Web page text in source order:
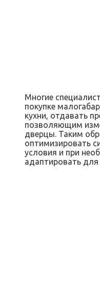
Многие
покупке
кухни, отдавать
позволяющим
дверцы. Таким
оптимизировать
условия и при
адаптировать